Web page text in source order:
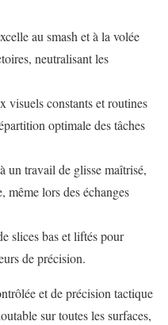
au smash et à la volée
neutralisant les
visuels constants et routines
optimale des tâches
un travail de glisse maîtrisé,
même lors des échanges
slices bas et liftés pour
de précision.
et de précision tactique
sur toutes les surfaces,